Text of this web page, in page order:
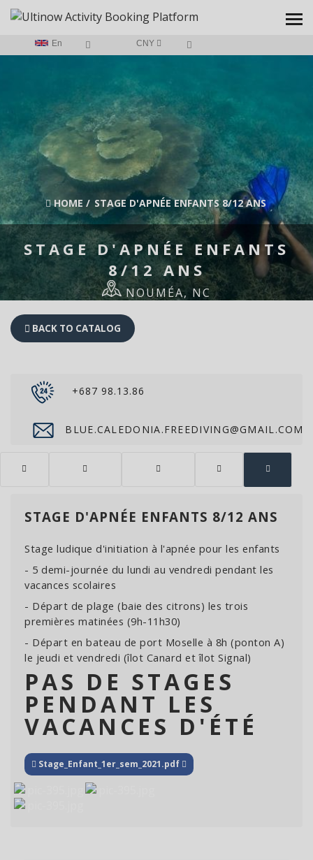
En CNY
HOME / STAGE D'APNÉE ENFANTS 8/12 ANS
STAGE D'APNÉE ENFANTS
8/12 ANS
NOUMÉA, NC
BACK TO CATALOG
+687 98.13.86
BLUE.CALEDONIA.FREEDIVING@GMAIL.COM
STAGE D'APNÉE ENFANTS 8/12 ANS
Stage ludique d'initiation à l'apnée pour les enfants
- 5 demi-journée du lundi au vendredi pendant les
vacances scolaires
- Départ de plage (baie des citrons) les trois
premières matinées (9h-11h30)
- Départ en bateau de port Moselle à 8h (ponton A)
le jeudi et vendredi (îlot Canard et îlot Signal)
PAS DE STAGES
PENDANT LES
VACANCES D'ÉTÉ
Stage_Enfant_1er_sem_2021.pdf